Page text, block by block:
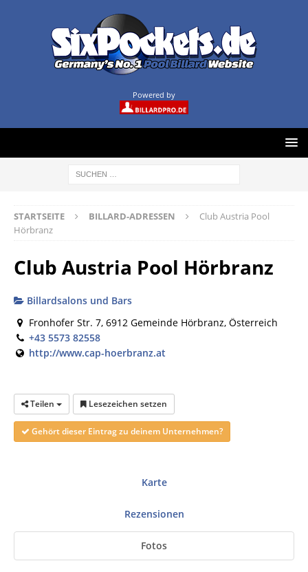
Powered by
STARTSEITE BILLARD-ADRESSEN
Club Austria Pool
Hörbranz
Club Austria Pool Hörbranz
Billardsalons und Bars
Fronhofer Str. 7, 6912 Gemeinde Hörbranz, Österreich
+43 5573 82558
http://www.cap-hoerbranz.at
Teilen Lesezeichen setzen
Gehört dieser Eintrag zu deinem Unternehmen?
Karte
Rezensionen
Fotos